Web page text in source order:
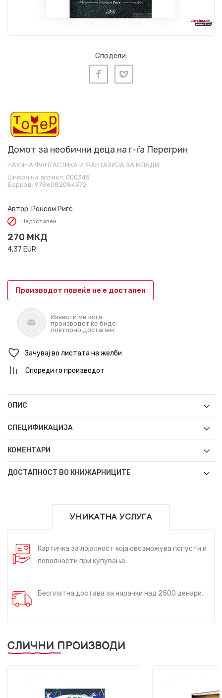
Сподели:
Домот за необични деца на г-ѓа Перегрин
НАУЧНА ФАНТАСТИКА И ФАНТАЗИЈА ЗА МЛАДИ
Шифра на артикл: 000345
Баркод: 9786082084572
Автор: Ренсом Ригс
Недостапен
270 МКД
4,37 EUR
Производот повеќе не е достапен
Извести ме кога
производот ќе биде
повторно достапен
Зачувај во листата на желби
Спореди го производот
ОПИС
СПЕЦИФИКАЦИЈА
КОМЕНТАРИ
ДОСТАПНОСТ ВО КНИЖАРНИЦИТЕ
УНИКАТНА УСЛУГА
Картичка за лојалност која овозможува попусти и
поволности при купување.
Бесплатна достава за нарачки над 2500 денари.
СЛИЧНИ ПРОИЗВОДИ